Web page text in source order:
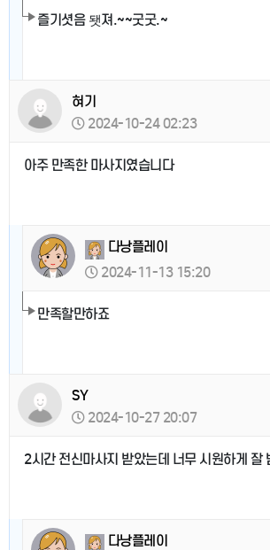
즐기셧음 됏져.~~굿굿.~
혀기
2024-10-24 02:23
아주 만족한 마사지였습니다
다낭플레이
2024-11-13 15:20
만족할만하죠
SY
2024-10-27 20:07
2시간 전신마사지 받았는데 너무 시원하게 잘
다낭플레이